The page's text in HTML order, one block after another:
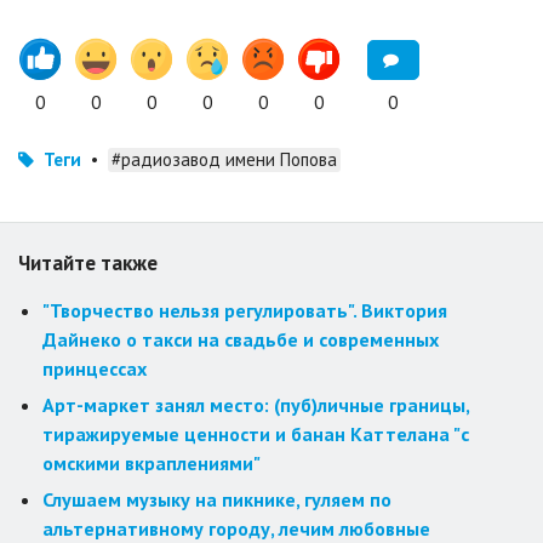
0 0 0 0 0 0 0
Теги • #радиозавод имени Попова
Читайте также
"Творчество нельзя регулировать". Виктория
Дайнеко о такси на свадьбе и современных
принцессах
Арт-маркет занял место: (пуб)личные границы,
тиражируемые ценности и банан Каттелана "с
омскими вкраплениями"
Слушаем музыку на пикнике, гуляем по
альтернативному городу, лечим любовные